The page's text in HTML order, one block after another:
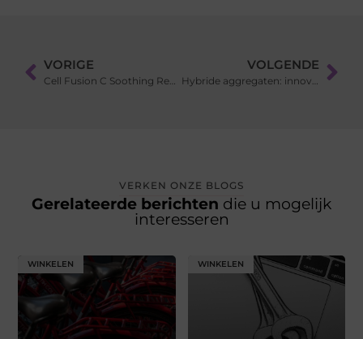
VORIGE
Cell Fusion C Soothing Repair Cream: intensief herstel voor de gevoelige huid
VOLGENDE
Hybride aggregaten: innovatieve zonne-energie voor bouw en events
VERKEN ONZE BLOGS
Gerelateerde berichten die u mogelijk
interesseren
WINKELEN WINKELEN